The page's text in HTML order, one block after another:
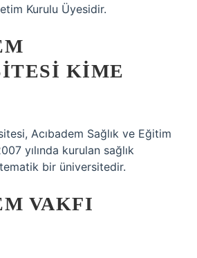
Kurulu Üyesidir.
KIME
Acıbadem Sağlık ve Eğitim
yılında kurulan sağlık
bir üniversitedir.
VAKFI